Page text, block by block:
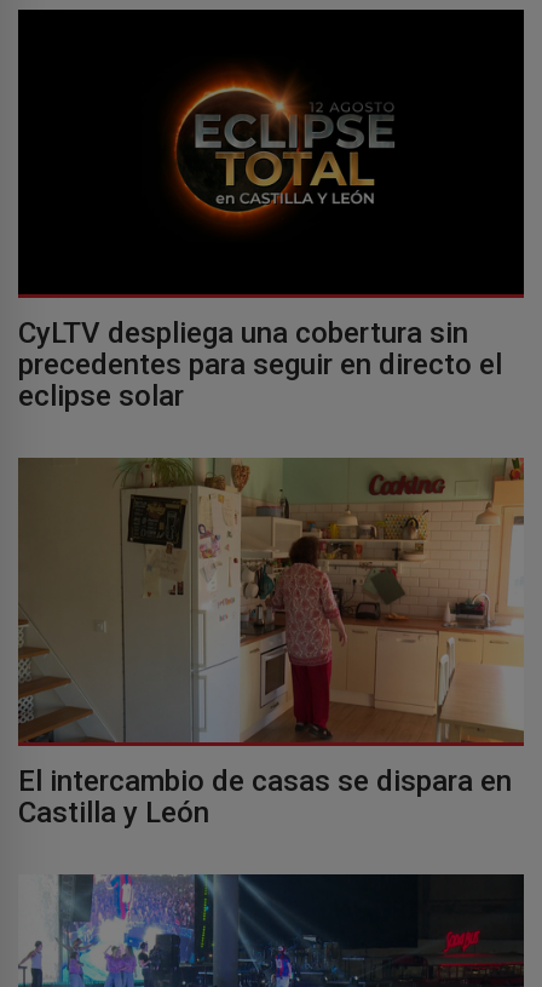
CyLTV despliega una cobertura sin
precedentes para seguir en directo el
eclipse solar
El intercambio de casas se dispara en
Castilla y León